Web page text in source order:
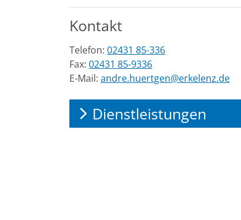
Kontakt
Telefon: 02431 85-336
Fax: 02431 85-9336
E-Mail: andre.huertgen@erkelenz.de
Dienstleistungen